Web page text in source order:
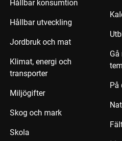
Hållbar konsumtion
Hållbar utveckling
Jordbruk och mat
Klimat, energi och
transporter
Miljögifter
Skog och mark
Skola
Gå
På